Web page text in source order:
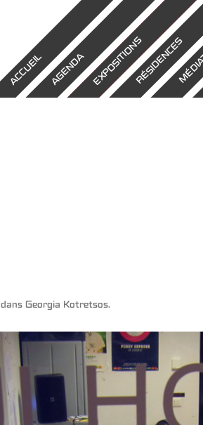
ACCUEILAGENDAEXPOSITIONSRÉSIDENCES
dans Georgia Kotretsos.